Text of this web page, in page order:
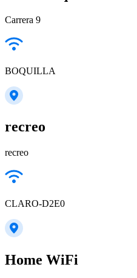
Carrera 9
BOQUILLA
recreo
recreo
CLARO-D2E0
Home WiFi